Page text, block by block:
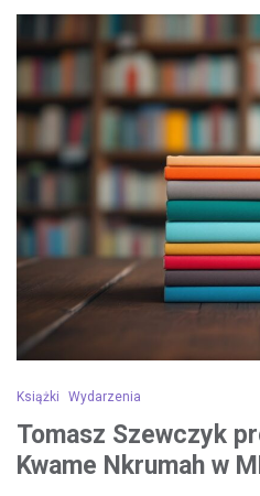
Książki Wydarzenia
Tomasz Szewczyk
Kwame Nkrumah w